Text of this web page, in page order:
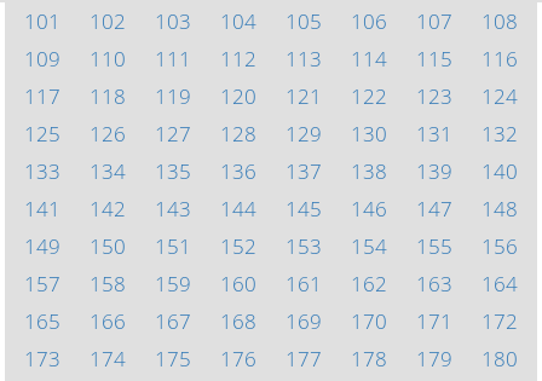
101
102 103 104 105 106 107
108
109
110 111 112 113 114 115
116
117
118 119 120 121 122 123
124
125
126 127 128 129 130 131
132
133
134 135 136 137 138 139
140
141
142 143 144 145 146 147
148
149
150 151 152 153 154 155
156
157
158 159 160 161 162 163
164
165
166 167 168 169 170 171
172
173
174 175 176 177 178 179
180